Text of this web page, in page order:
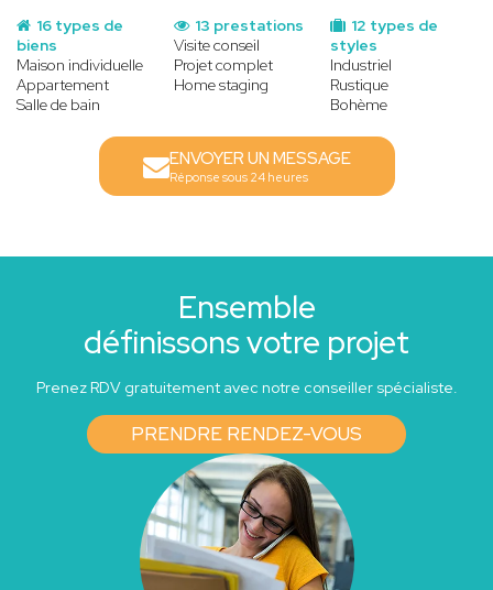
16 types de
biens
Maison individuelle
Appartement
Salle de bain
12 types de
styles
Industriel
Rustique
Bohème
13 prestations
Visite conseil
Projet complet
Home staging
ENVOYER UN MESSAGE
Réponse sous 24 heures
Ensemble
définissons votre projet
Prenez RDV gratuitement avec notre conseiller spécialiste.
PRENDRE RENDEZ-VOUS